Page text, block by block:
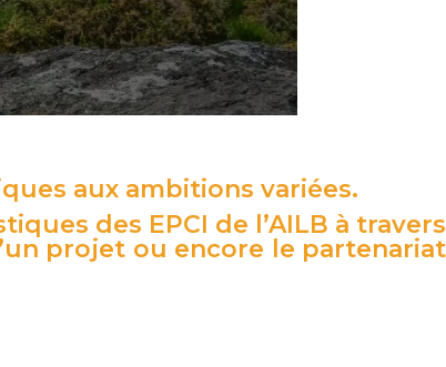
aux ambitions variées.
des EPCI de l’AILB à travers
projet ou encore le partenariat